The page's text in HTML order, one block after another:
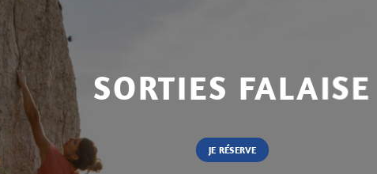
SORTIES FALAISE
JE RÉSERVE